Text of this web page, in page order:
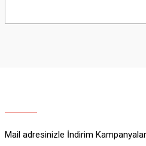
yetersiz gördüğünüz noktaları öneri
Bu ürüne benzer farklı alternatifler
Mail adresinizle İndirim